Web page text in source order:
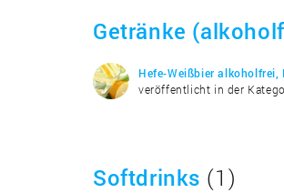
Getränke
Hefe-Weißbier alkoholfrei,
veröffentlicht in der
Softdrinks (1)